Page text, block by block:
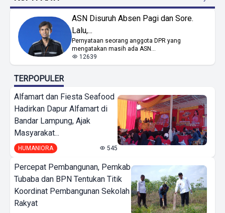
ASN Disuruh Absen Pagi dan Sore.
Lalu,...
Pernyataan seorang anggota DPR yang
mengatakan masih ada ASN...
12639
TERPOPULER
Alfamart dan Fiesta Seafood
Hadirkan Dapur Alfamart di
Bandar Lampung, Ajak
Masyarakat...
HUMANIORA 545
Percepat Pembangunan, Pemkab
Tubaba dan BPN Tentukan Titik
Koordinat Pembangunan Sekolah
Rakyat